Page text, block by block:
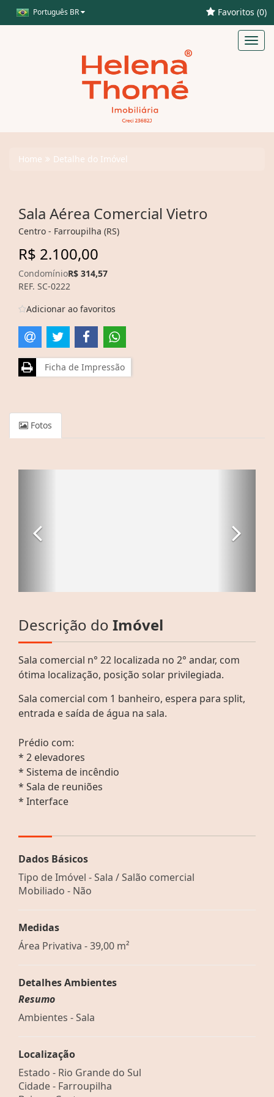
Português BR Favoritos (0)
Home Detalhe do Imóvel
Sala Aérea Comercial Vietro
Centro - Farroupilha (RS)
R$ 2.100,00
CondomínioR$ 314,57
REF. SC-0222
Adicionar ao favoritos
Ficha de Impressão
Fotos
Descrição do Imóvel
Sala comercial n° 22 localizada no 2° andar, com
ótima localização, posição solar privilegiada.
Sala comercial com 1 banheiro, espera para split,
entrada e saída de água na sala.
Prédio com:
* 2 elevadores
* Sistema de incêndio
* Sala de reuniões
* Interface
Dados Básicos
Tipo de Imóvel - Sala / Salão comercial
Mobiliado - Não
Medidas
Área Privativa - 39,00 m²
Detalhes Ambientes
Resumo
Ambientes - Sala
Localização
Estado - Rio Grande do Sul
Cidade - Farroupilha